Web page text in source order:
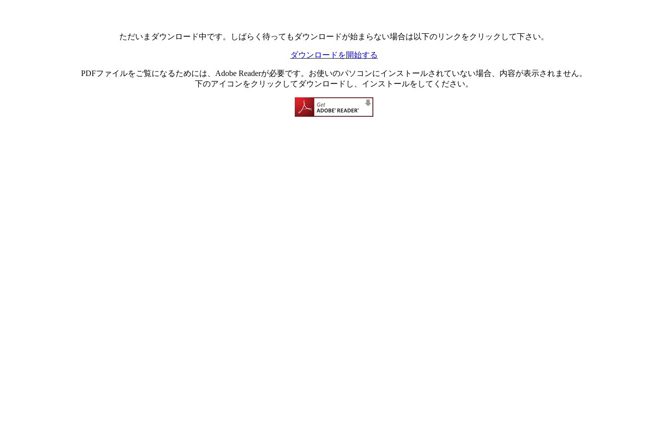
ただいまダウンロード中です。しばらく待ってもダウンロードが始まらない場合は以下のリンクをクリックして下さい。
ダウンロードを開始する
PDFファイルをご覧になるためには、Adobe Readerが必要です。お使いのパソコンにインストールされていない場合、内容が表示されません。
下のアイコンをクリックしてダウンロードし、インストールをしてください。